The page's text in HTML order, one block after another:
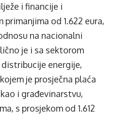
i financije i
od 1.622 eura,
na nacionalni
je i sa sektorom
energije,
je prosječna plaća
i građevinarstvu,
s prosjekom od 1.612